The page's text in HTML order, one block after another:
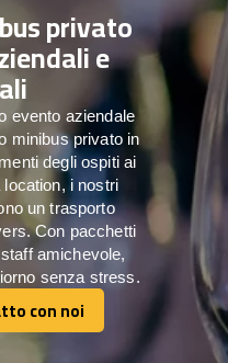
privato
e
evento aziendale
minibus privato in
degli ospiti ai
i nostri
un trasporto
Con pacchetti
amichevole,
senza stress.
con noi
con noi